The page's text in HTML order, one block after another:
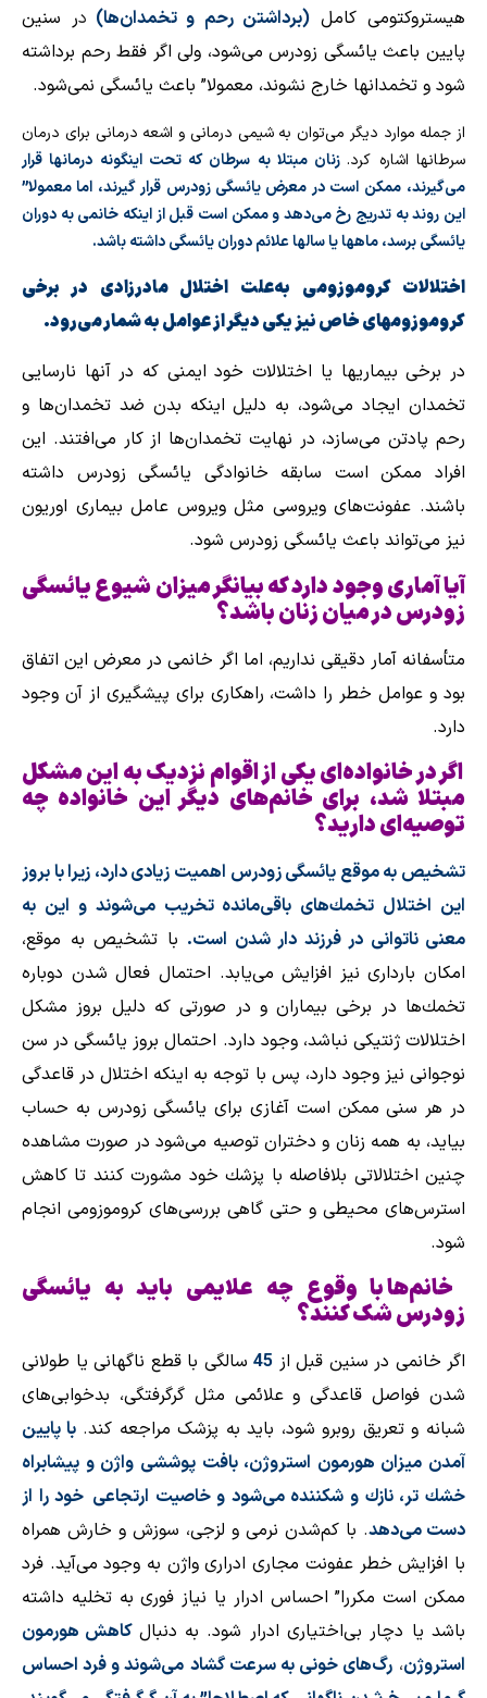
هیستروكتومی كامل (برداشتن رحم و تخمدان‌ها) در سنین
پایین باعث یائسگی زودرس می‌شود، ولی اگر فقط رحم برداشته
شود و تخمدانها خارج نشوند، معمولا” باعث یائسگی نمی‌شود.
از جمله موارد دیگر می‌توان به شیمی‌ درمانی و اشعه‌ درمانی برای درمان
سرطانها اشاره کرد.زنان مبتلا به سرطان که تحت اینگونه درمانها قرار
می‌گیرند، ممکن است در معرض یائسگی زودرس قرار گیرند، اما معمولا”
این روند به تدریج رخ می‌دهد و ممكن است قبل از اینكه خانمی به دوران
یائسگی برسد، ماهها یا سالها علائم دوران یائسگی داشته باشد.
اختلالات كروموزومی به‌علت اختلال مادرزادی در برخی
كروموزومهای خاص نیز یكی دیگر از عوامل به شمار می‌رود.
در برخی بیماریها یا اختلالات خود ایمنی که در آنها نارسایی
تخمدان ایجاد می‌شود، به‌ دلیل اینکه بدن ضد تخمدان‌ها و
رحم پادتن می‌سازد، در نهایت تخمدان‌ها از كار می‌افتند. این
افراد ممكن است سابقه خانوادگی یائسگی زودرس داشته
باشند. عفونت‌های ویروسی مثل ویروس عامل بیماری اوریون
نیز می‌تواند باعث یائسگی زودرس شود.
آیا آماری وجود دارد که بیانگر میزان شیوع یائسگی
زودرس در میان زنان باشد؟
متأسفانه آمار دقیقی نداریم، اما اگر خانمی در معرض این اتفاق
بود و عوامل خطر را داشت، راهكاری برای پیشگیری از آن وجود
دارد.
اگر در خانواده‌ای یکی از اقوام نزدیک به این مشکل
مبتلا شد، برای خانم‌های دیگر این خانواده چه
توصیه‌ای دارید؟
تشخیص به موقع یائسگی زودرس اهمیت زیادی دارد، زیرا با بروز
این اختلال تخمك‌های باقی‌مانده تخریب می‌شوند و این به
معنی ناتوانی در فرزند دار شدن است. با تشخیص به موقع،
امكان بارداری نیز افزایش می‌یابد. احتمال فعال‌ شدن دوباره
تخمك‌ها در برخی بیماران و در صورتی كه دلیل بروز مشكل
اختلالات ژنتیكی نباشد، وجود دارد. احتمال بروز یائسگی در سن
نوجوانی نیز وجود دارد، پس با توجه به اینكه اختلال در قاعدگی
در هر سنی ممكن است آغازی برای یائسگی زودرس به حساب
بیاید، به همه زنان و دختران توصیه می‌شود در صورت مشاهده
چنین اختلالاتی بلافاصله با پزشك خود مشورت كنند تا كاهش
استرس‌های محیطی و حتی گاهی بررسی‌های کروموزومی انجام
شود.
خانم‌ها با وقوع چه علایمی باید به یائسگی
زودرس شک کنند؟
اگر خانمی در سنین قبل از 45 سالگی با قطع ناگهانی یا طولانی
شدن فواصل قاعدگی و علائمی مثل گرگرفتگی، بدخوابی‌های
شبانه و تعریق روبرو ‌شود، باید به پزشک مراجعه کند. با پایین
آمدن میزان هورمون استروژن، بافت پوششی واژن و پیشابراه
خشك‌ تر، نازك و شكننده می‌شود و خاصیت ارتجاعی خود را از
دست می‌دهد. با كم‌شدن نرمی و لزجی، سوزش و خارش همراه
با افزایش خطر عفونت مجاری ادراری واژن به وجود می‌آید. فرد
ممكن است مكررا” احساس ادرار یا نیاز فوری به تخلیه داشته
باشد یا دچار بی‌اختیاری ادرار شود. به دنبال كاهش هورمون
استروژن، رگ‌های خونی به سرعت گشاد می‌شوند و فرد احساس